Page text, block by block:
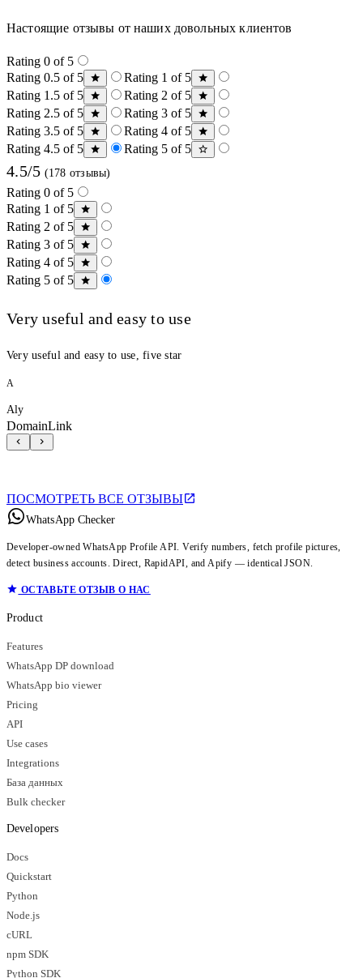
Настоящие отзывы от наших довольных клиентов
Rating 0 of 5
Rating 0.5 of 5
Rating 1 of 5
Rating 1.5 of 5
Rating 2 of 5
Rating 2.5 of 5
Rating 3 of 5
Rating 3.5 of 5
Rating 4 of 5
Rating 4.5 of 5
Rating 5 of 5
4.5/5 (178 отзывы)
Rating 0 of 5
Rating 1 of 5
Rating 2 of 5
Rating 3 of 5
Rating 4 of 5
Rating 5 of 5
Very useful and easy to use
Very useful and easy to use, five star
A
Aly
DomainLink
ПОСМОТРЕТЬ ВСЕ ОТЗЫВЫ
WhatsApp Checker
Developer-owned WhatsApp Profile API. Verify numbers, fetch profile pictures,
detect business accounts. Direct, RapidAPI, and Apify — identical JSON.
ОСТАВЬТЕ ОТЗЫВ О НАС
Product
Features
WhatsApp DP download
WhatsApp bio viewer
Pricing
API
Use cases
Integrations
База данных
Bulk checker
Developers
Docs
Quickstart
Python
Node.js
cURL
npm SDK
Python SDK